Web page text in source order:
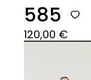
585
120,00 €